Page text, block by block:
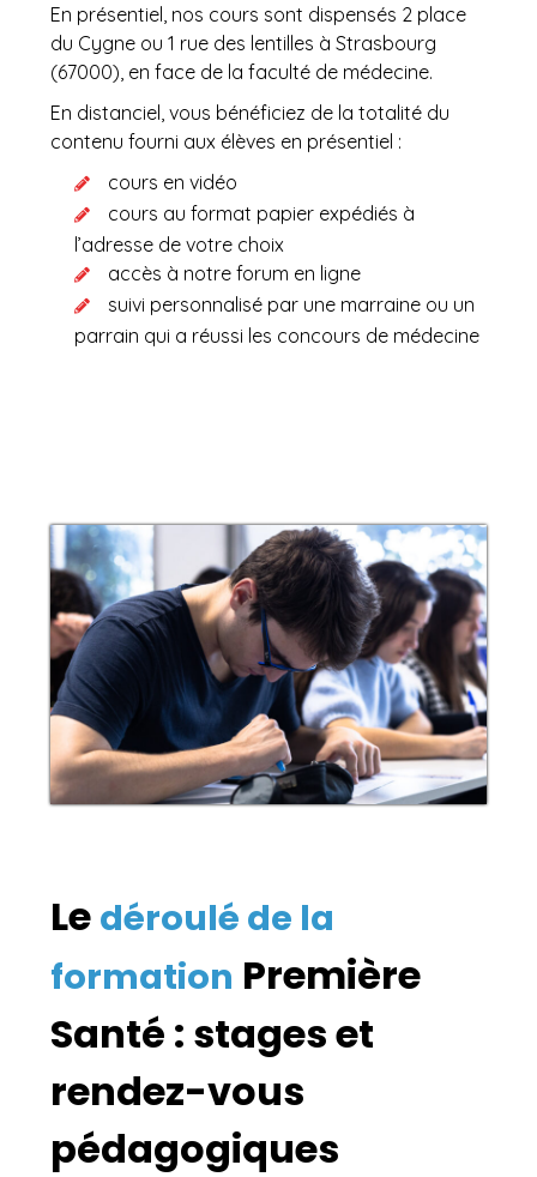
En présentiel, nos cours sont dispensés 2 place
du Cygne ou 1 rue des lentilles à Strasbourg
(67000), en face de la faculté de médecine.
En distanciel, vous bénéficiez de la totalité du
contenu fourni aux élèves en présentiel :
cours en vidéo
cours au format papier expédiés à
l’adresse de votre choix
accès à notre forum en ligne
suivi personnalisé par une marraine ou un
parrain qui a réussi les concours de médecine
Le déroulé de la
formation Première
Santé : stages et
rendez-vous
pédagogiques